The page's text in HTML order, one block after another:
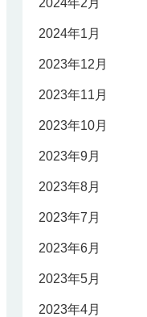
2024年1月
2023年12月
2023年11月
2023年10月
2023年9月
2023年8月
2023年7月
2023年6月
2023年5月
2023年4月